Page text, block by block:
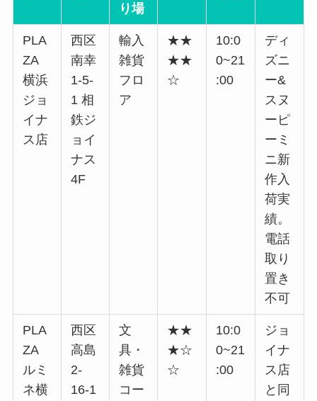
り場
PLA
ZA
横浜
ジョ
イナ
ス店
西区
南幸
1-5-
1 相
鉄ジ
ョイ
ナス
4F
輸入
雑貨
フロ
ア
★★
★★
☆
10:0
0~21
:00
ディ
ズニ
ー&
スヌ
ーピ
ーミ
ニ新
作入
荷実
績。
電話
取り
置き
不可
PLA
ZA
ルミ
ネ横
西区
高島
2-
16-1
文
具・
雑貨
コー
★★
★☆
☆
10:0
0~21
:00
ジョ
イナ
ス店
と同